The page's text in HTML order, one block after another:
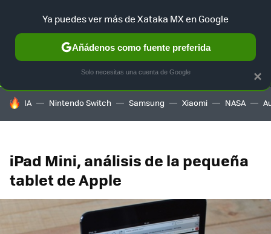
SELECCIÓN GAMING HOME AUTO TERRITORIO
HOY SE HABLA DE
IA Nintendo Switch Samsung Xiaomi NASA
iPad Mini, análisis de la pequeña
tablet de Apple
×
Ya puedes ver más de Xataka MX en Google
Añádenos como fuente preferida
Solo necesitas una cuenta de Google